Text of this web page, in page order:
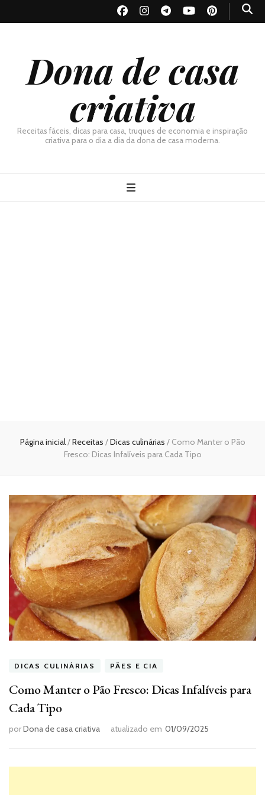
Dona de casa
criativa
Receitas fáceis, dicas para casa, truques de economia e inspiração
criativa para o dia a dia da dona de casa moderna.
Página inicial/Receitas /Dicas culinárias / Como Manter o Pão
Fresco: Dicas Infalíveis para Cada Tipo
DICAS CULINÁRIAS PÃES E CIA
Como Manter o Pão Fresco: Dicas Infalíveis para
Cada Tipo
porDona de casa criativa atualizado em 01/09/2025